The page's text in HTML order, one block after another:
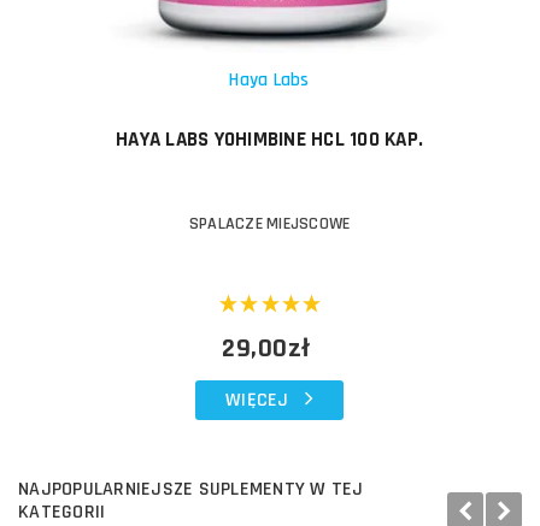
Haya Labs
HAYA LABS YOHIMBINE HCL 100 KAP.
SPALACZE MIEJSCOWE
29,00zł
WIĘCEJ
NAJPOPULARNIEJSZE SUPLEMENTY W TEJ
KATEGORII